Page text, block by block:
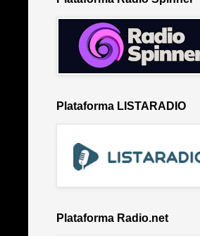
Plataforma LISTARADIO
Plataforma Radio.net